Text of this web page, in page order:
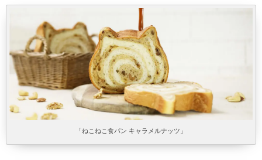
「ねこねこ食パン キャラメルナッツ」